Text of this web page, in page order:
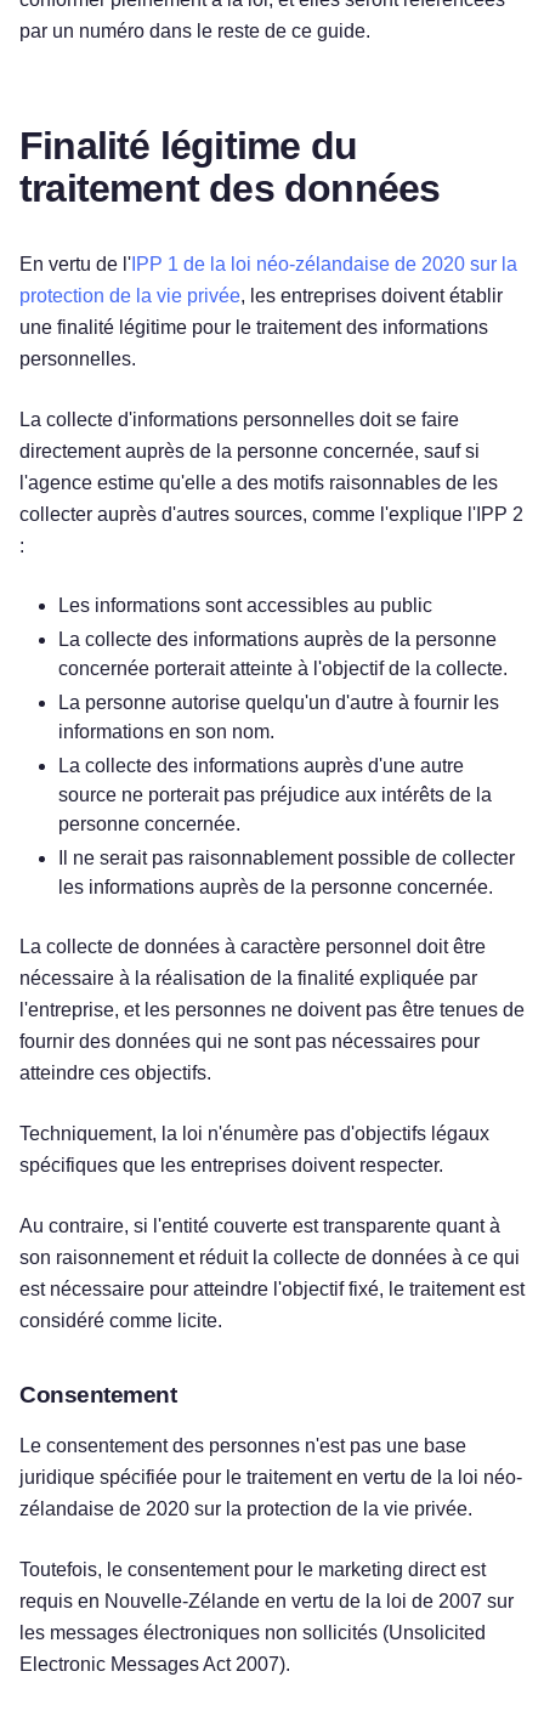
par un numéro dans le reste de ce guide.
Finalité légitime du
traitement des données
En vertu de l' IPP 1 de la loi néo-zélandaise de 2020 sur la
protection de la vie privée, les entreprises doivent établir
une finalité légitime pour le traitement des informations
personnelles.
La collecte d'informations personnelles doit se faire
directement auprès de la personne concernée, sauf si
l'agence estime qu'elle a des motifs raisonnables de les
collecter auprès d'autres sources, comme l'explique l'IPP 2
:
Les informations sont accessibles au public
La collecte des informations auprès de la personne
concernée porterait atteinte à l'objectif de la collecte.
La personne autorise quelqu'un d'autre à fournir les
informations en son nom.
La collecte des informations auprès d'une autre
source ne porterait pas préjudice aux intérêts de la
personne concernée.
Il ne serait pas raisonnablement possible de collecter
les informations auprès de la personne concernée.
La collecte de données à caractère personnel doit être
nécessaire à la réalisation de la finalité expliquée par
l'entreprise, et les personnes ne doivent pas être tenues de
fournir des données qui ne sont pas nécessaires pour
atteindre ces objectifs.
Techniquement, la loi n'énumère pas d'objectifs légaux
spécifiques que les entreprises doivent respecter.
Au contraire, si l'entité couverte est transparente quant à
son raisonnement et réduit la collecte de données à ce qui
est nécessaire pour atteindre l'objectif fixé, le traitement est
considéré comme licite.
Consentement
Le consentement des personnes n'est pas une base
juridique spécifiée pour le traitement en vertu de la loi néo-
zélandaise de 2020 sur la protection de la vie privée.
Toutefois, le consentement pour le marketing direct est
requis en Nouvelle-Zélande en vertu de la loi de 2007 sur
les messages électroniques non sollicités (Unsolicited
Electronic Messages Act 2007).